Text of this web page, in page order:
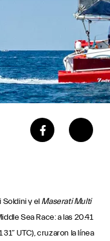
y elMaserati Multi
Sea Race: a las 20.41
UTC), cruzaron la línea